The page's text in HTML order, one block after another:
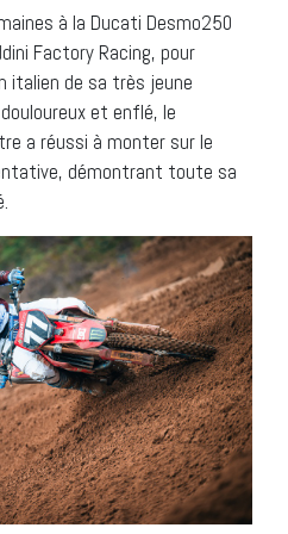
à la Ducati Desmo250
Factory Racing, pour
italien de sa très jeune
et enflé, le
a réussi à monter sur le
démontrant toute sa